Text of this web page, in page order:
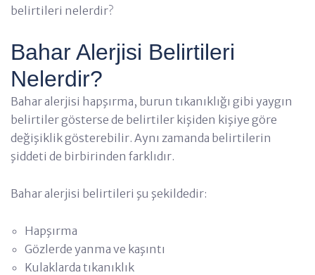
belirtileri nelerdir?
Bahar Alerjisi Belirtileri
Nelerdir?
Bahar alerjisi hapşırma, burun tıkanıklığı gibi yaygın
belirtiler gösterse de belirtiler kişiden kişiye göre
değişiklik gösterebilir. Aynı zamanda belirtilerin
şiddeti de birbirinden farklıdır.
Bahar alerjisi belirtileri şu şekildedir:
Hapşırma
Gözlerde yanma ve kaşıntı
Kulaklarda tıkanıklık